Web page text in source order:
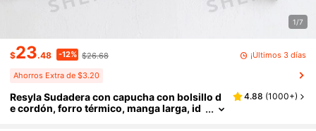
1/7
$23.48 -12% $26.68 ¡Últimos 3 días
Ahorros Extra de $3.20
Resyla Sudadera con capucha con bolsillo d
e cordón, forro térmico, manga larga, id
4.88 (1000+)